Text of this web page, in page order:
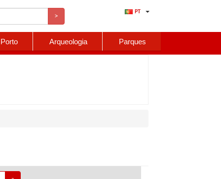
>
PT
Arqueologia Parques